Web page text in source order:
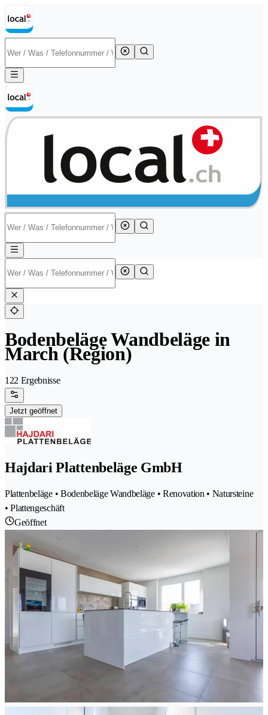
Bodenbeläge Wandbeläge in
March (Region)
122 Ergebnisse
Jetzt geöffnet
Hajdari Plattenbeläge GmbH
Plattenbeläge • Bodenbeläge Wandbeläge • Renovation • Natursteine
• Plattengeschäft
Geöffnet